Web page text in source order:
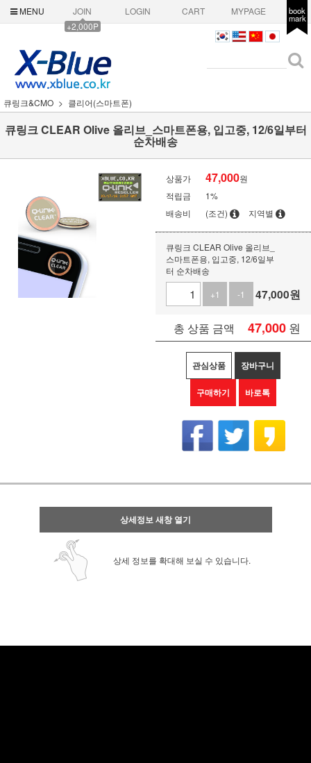
MENU
JOIN
+2,000P
LOGIN CART MYPAGE book
mark
큐링크&CMO 클리어(스마트폰)
큐링크 CLEAR Olive 올리브_스마트폰용, 입고중, 12/6일부터
순차배송
상품가 47,000원
적립금
1%
배송비
(조건) 지역별
큐링크 CLEAR Olive 올리브_
스마트폰용, 입고중, 12/6일부
터 순차배송
+1
-1 47,000원
총 상품 금액 47,000 원
관심상품 장바구니
구매하기 바로톡
상세정보 새창 열기
상세 정보를 확대해 보실 수 있습니다.